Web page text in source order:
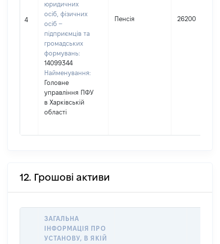
4
юридичних
осіб, фізичних
осіб –
підприємців та
громадських
формувань:
14099344
Найменування:
Головне
управління ПФУ
в Харківській
області
Пенсія 26200
12. Грошові активи
ЗАГАЛЬНА
ІНФОРМАЦІЯ ПРО
УСТАНОВУ, В ЯКІЙ